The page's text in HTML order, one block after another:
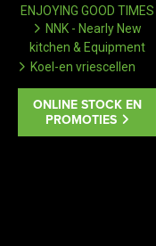
ENJOYING GOOD TIMES
NNK - Nearly New
kitchen & Equipment
Koel-en vriescellen
ONLINE STOCK EN
PROMOTIES